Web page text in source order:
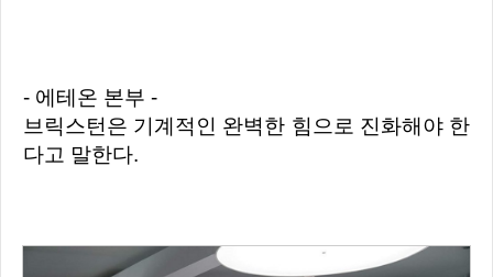
- 에테온 본부 -
브릭스턴은 기계적인 완벽한 힘으로 진화해야 한
다고 말한다.